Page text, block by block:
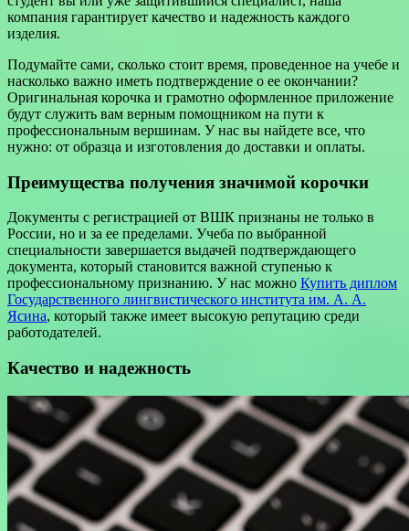
компания гарантирует качество и надежность каждого
изделия.
Подумайте сами, сколько стоит время, проведенное на учебе и
насколько важно иметь подтверждение о ее окончании?
Оригинальная корочка и грамотно оформленное приложение
будут служить вам верным помощником на пути к
профессиональным вершинам. У нас вы найдете все, что
нужно: от образца и изготовления до доставки и оплаты.
Преимущества получения значимой корочки
Документы с регистрацией от ВШК признаны не только в
России, но и за ее пределами. Учеба по выбранной
специальности завершается выдачей подтверждающего
документа, который становится важной ступенью к
профессиональному признанию. У нас можно Купить диплом
Государственного лингвистического института им. А. А.
Ясина, который также имеет высокую репутацию среди
работодателей.
Качество и надежность